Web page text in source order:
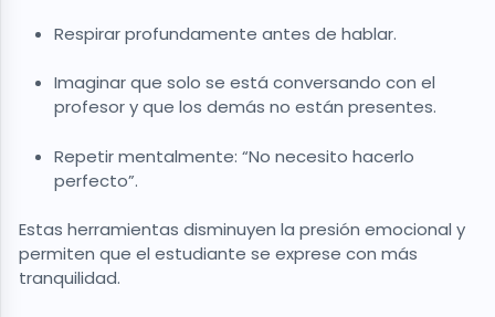
Respirar profundamente antes de hablar.
Imaginar que solo se está conversando con el
profesor y que los demás no están presentes.
Repetir mentalmente: “No necesito hacerlo
perfecto”.
Estas herramientas disminuyen la presión emocional y
permiten que el estudiante se exprese con más
tranquilidad.